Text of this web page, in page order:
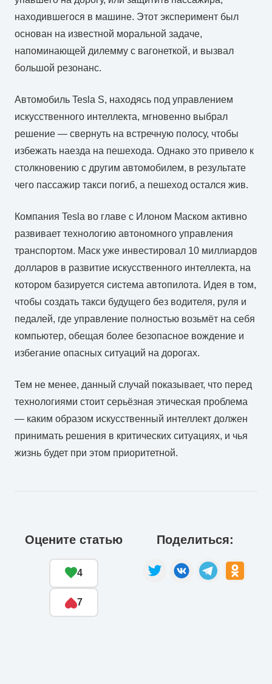
находившегося в машине. Этот эксперимент был
основан на известной моральной задаче,
напоминающей дилемму с вагонеткой, и вызвал
большой резонанс.
Автомобиль Tesla S, находясь под управлением
искусственного интеллекта, мгновенно выбрал
решение — свернуть на встречную полосу, чтобы
избежать наезда на пешехода. Однако это привело к
столкновению с другим автомобилем, в результате
чего пассажир такси погиб, а пешеход остался жив.
Компания Tesla во главе с Илоном Маском активно
развивает технологию автономного управления
транспортом. Маск уже инвестировал 10 миллиардов
долларов в развитие искусственного интеллекта, на
котором базируется система автопилота. Идея в том,
чтобы создать такси будущего без водителя, руля и
педалей, где управление полностью возьмёт на себя
компьютер, обещая более безопасное вождение и
избегание опасных ситуаций на дорогах.
Тем не менее, данный случай показывает, что перед
технологиями стоит серьёзная этическая проблема
— каким образом искусственный интеллект должен
принимать решения в критических ситуациях, и чья
жизнь будет при этом приоритетной.
Оцените статью
4
7
Поделиться: